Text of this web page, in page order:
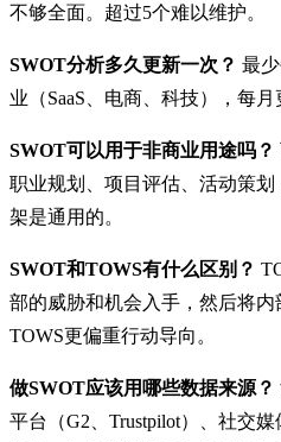
不够全面。超过5个难以维护。
SWOT分析多久更新一次？ 最
业（SaaS、电商、科技），每月
SWOT可以用于非商业用途吗？
职业规划、项目评估、活动策
架是通用的。
SWOT和TOWS有什么区别？
部的威胁和机会入手，然后将内
TOWS更偏重行动导向。
做SWOT应该用哪些数据来源？
平台（G2、Trustpilot）、社交